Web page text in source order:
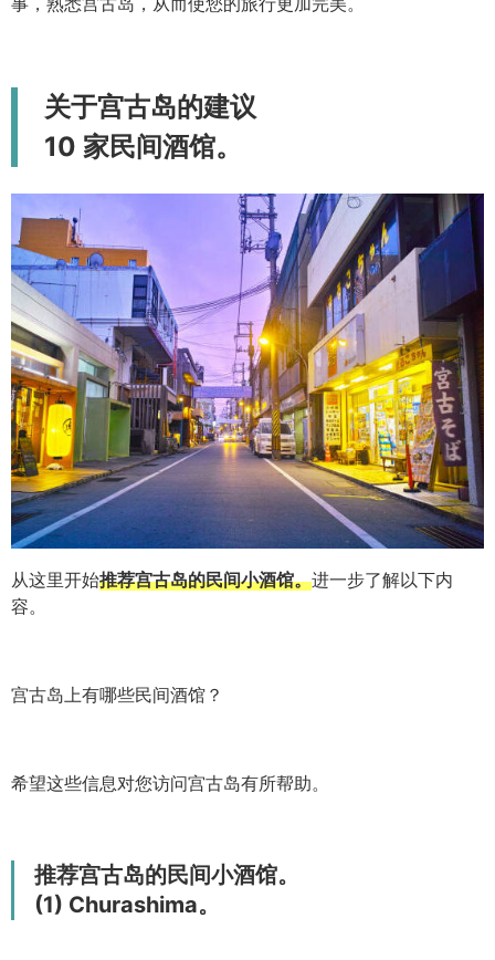
关于宫古岛的建议
10 家民间酒馆。
从这里开始推荐宫古岛的民间小酒馆。进一步了解以下内
容。
宫古岛上有哪些民间酒馆？
希望这些信息对您访问宫古岛有所帮助。
推荐宫古岛的民间小酒馆。
(1) Churashima。